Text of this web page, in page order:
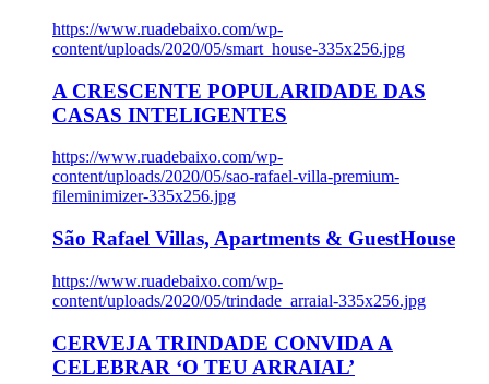
https://www.ruadebaixo.com/wp-
content/uploads/2020/05/smart_house-335x256.jpg
A CRESCENTE POPULARIDADE DAS
CASAS INTELIGENTES
https://www.ruadebaixo.com/wp-
content/uploads/2020/05/sao-rafael-villa-premium-
fileminimizer-335x256.jpg
São Rafael Villas, Apartments & GuestHouse
https://www.ruadebaixo.com/wp-
content/uploads/2020/05/trindade_arraial-335x256.jpg
CERVEJA TRINDADE CONVIDA A
CELEBRAR ‘O TEU ARRAIAL’